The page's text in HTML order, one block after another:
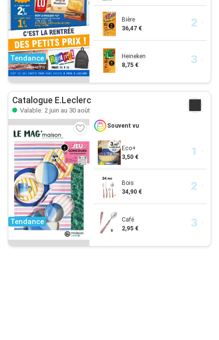
Tendance
Bière
36,47 €
Heineken
8,75 €
Catalogue E.Leclerc
Valable: 2 juin au 30 août
Tendance
Souvent vu
Eco+
3,50 €
Bois
34,90 €
Café
2,95 €